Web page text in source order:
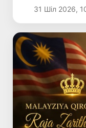
31 Шіл 2026,